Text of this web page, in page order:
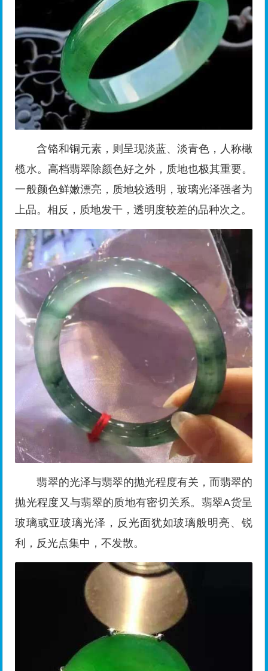
含铬和铜元素，则呈现淡蓝、淡青色，人称橄
榄水。高档翡翠除颜色好之外，质地也极其重要。
一般颜色鲜嫩漂亮，质地较透明，玻璃光泽强者为
上品。相反，质地发干，透明度较差的品种次之。
翡翠的光泽与翡翠的抛光程度有关，而翡翠的
抛光程度又与翡翠的质地有密切关系。翡翠A货呈
玻璃或亚玻璃光泽，反光面犹如玻璃般明亮、锐
利，反光点集中，不发散。